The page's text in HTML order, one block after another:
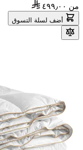
من ٤٩٩٫٠٠
أضف لسلة التسوق